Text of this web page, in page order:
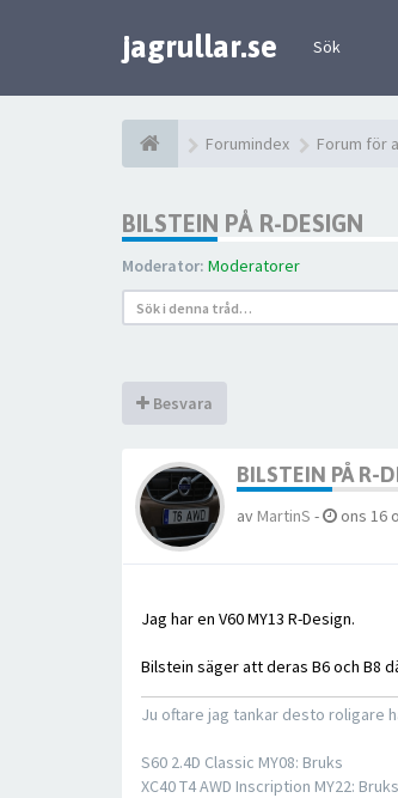
jagrullar.se Sök
Forumindex Forum för
BILSTEIN PÅ R-DESIGN
Moderator: Moderatorer
Besvara
BILSTEIN PÅ R-
av MartinS - ons 16
Jag har en V60 MY13 R-Design.
Bilstein säger att deras B6 och B8
Ju oftare jag tankar desto roligare
S60 2.4D Classic MY08: Bruks
XC40 T4 AWD Inscription MY22: